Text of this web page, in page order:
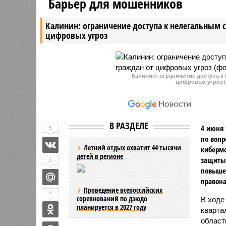
сформировать на основании
мнения местных жителей.
Калинин: ограничение доступа к
цифровых угроз
Калинин: ограничение доступа
цифровых угроз
В РАЗДЕЛЕ
Летний отдых охватит 44 тысячи
детей в регионе
Проведение всероссийских
соревнований по дзюдо
планируется в 2027 году
4 июня
по
защиты
В
5
0
0